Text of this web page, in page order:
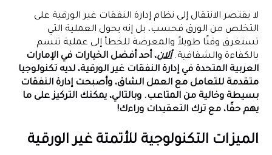
لا يقتصر الانتقال إلى نظام إدارة النفقات غير الورقية على
التخلص من الورق فحسب، بل إنه يحول العملية التي
تستغرق وقتًا طويلاً والمعرضة للخطأ إلى عملية تتسم
بالكفاءة والشفافية.ألان، أحد أفضل الخيارات في الإمارات
العربية المتحدة في إدارة النفقات غير الورقية، لديه تكنولوجيا
متقدمة للتعامل مع العمل الشاق، وأصبحت إدارة النفقات
بسيطة وخالية من المتاعب. وبالتالي، يمكنك التركيز على ما
يهم حقًا، مع ترك التعقيدات وراءك!
الميزات التكنولوجية للأتمتة غير الورقية